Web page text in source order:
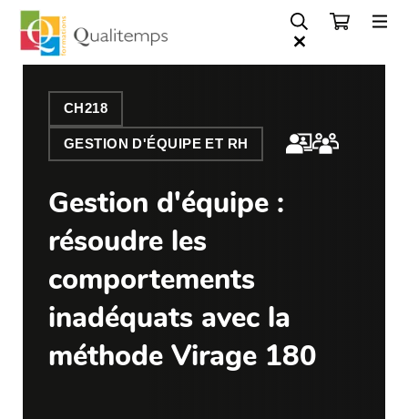
CH218
GESTION D'ÉQUIPE ET RH
Gestion d'équipe :
résoudre les
comportements
inadéquats avec la
méthode Virage 180